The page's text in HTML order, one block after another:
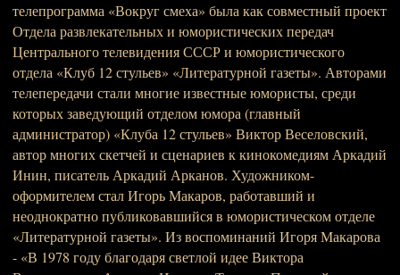
телепрограмма «Вокруг смеха» была как совместный проект
Отдела развлекательных и юмористических передач
Центрального телевидения СССР и юмористического
отдела «Клуб 12 стульев» «Литературной газеты». Авторами
телепередачи стали многие известные юмористы, среди
которых заведующий отделом юмора (главный
администратор) «Клуба 12 стульев» Виктор Веселовский,
автор многих скетчей и сценариев к кинокомедиям Аркадий
Инин, писатель Аркадий Арканов. Художником-
оформителем стал Игорь Макаров, работавший и
неоднократно публиковавшийся в юмористическом отделе
«Литературной газеты». Из воспоминаний Игоря Макарова
- «В 1978 году благодаря светлой идее Виктора